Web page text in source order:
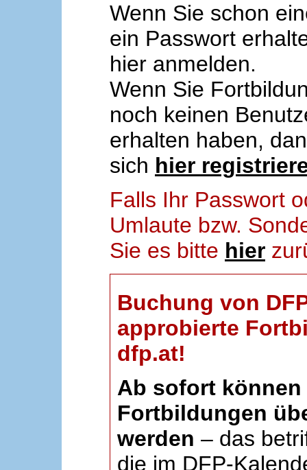
Wenn Sie schon
ein Passwort
hier anmelden.
Wenn Sie
noch keinen
erhalten haben,
sich hier
Falls Ihr Passwort
Umlaute bzw.
Sie es bitte hier
Buchung von
approbierte
dfp.at!
Ab sofort können
Fortbildungen
werden – das
die im DFP-